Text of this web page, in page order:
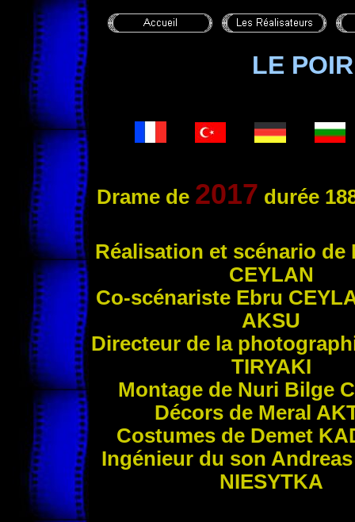
LE
Drame de 2017 durée
Réalisation et scénario de
CEYLAN
Co-scénariste Ebru
AKSU
Directeur de la
TIRYAKI
Montage de Nuri Bilge
Décors de Meral
Costumes de Demet
Ingénieur du son
NIESYTKA